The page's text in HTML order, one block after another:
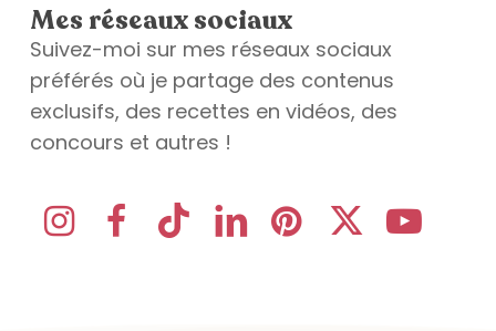
Mes réseaux sociaux
Suivez-moi sur mes réseaux sociaux
préférés où je partage des contenus
exclusifs, des recettes en vidéos, des
concours et autres !